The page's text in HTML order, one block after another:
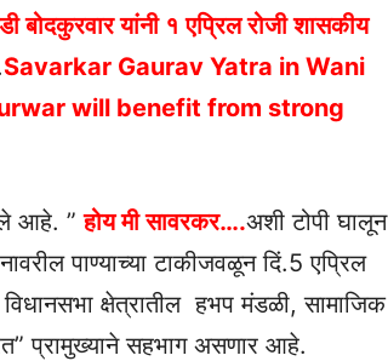
बोदकुरवार यांनी १ एप्रिल रोजी शासकीय
Savarkar Gaurav Yatra in Wani
will benefit from strong
आहे. ”होय मी सावरकर….अशी टोपी घालून
पाण्याच्या टाकीजवळून दिं.5 एप्रिल
क्षेत्रातील हभप मंडळी, सामाजिक
प्रामुख्याने सहभाग असणार आहे.